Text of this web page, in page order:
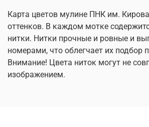
Карта цветов мулине ПНК им.
оттенков. В каждом мотке
нитки. Нитки прочные и ровные и
номерами, что облегчает их подбор
Внимание! Цвета ниток могут не
изображением.